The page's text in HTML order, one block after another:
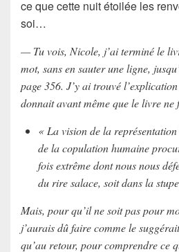
ce que cette nuit étoilée les
soi…
— Tu vois, Nicole, j’ai terminé le
mot, sans en sauter une ligne,
page 356. J’y ai trouvé
donnait avant même que le livre ne
« La vision de la
de la copulation humaine
fois extrême dont nous nous
du rire salace, soit dans la
Mais, pour qu’il ne soit pas pour
j’aurais dû faire comme le
qu’au retour, pour comprendre ce